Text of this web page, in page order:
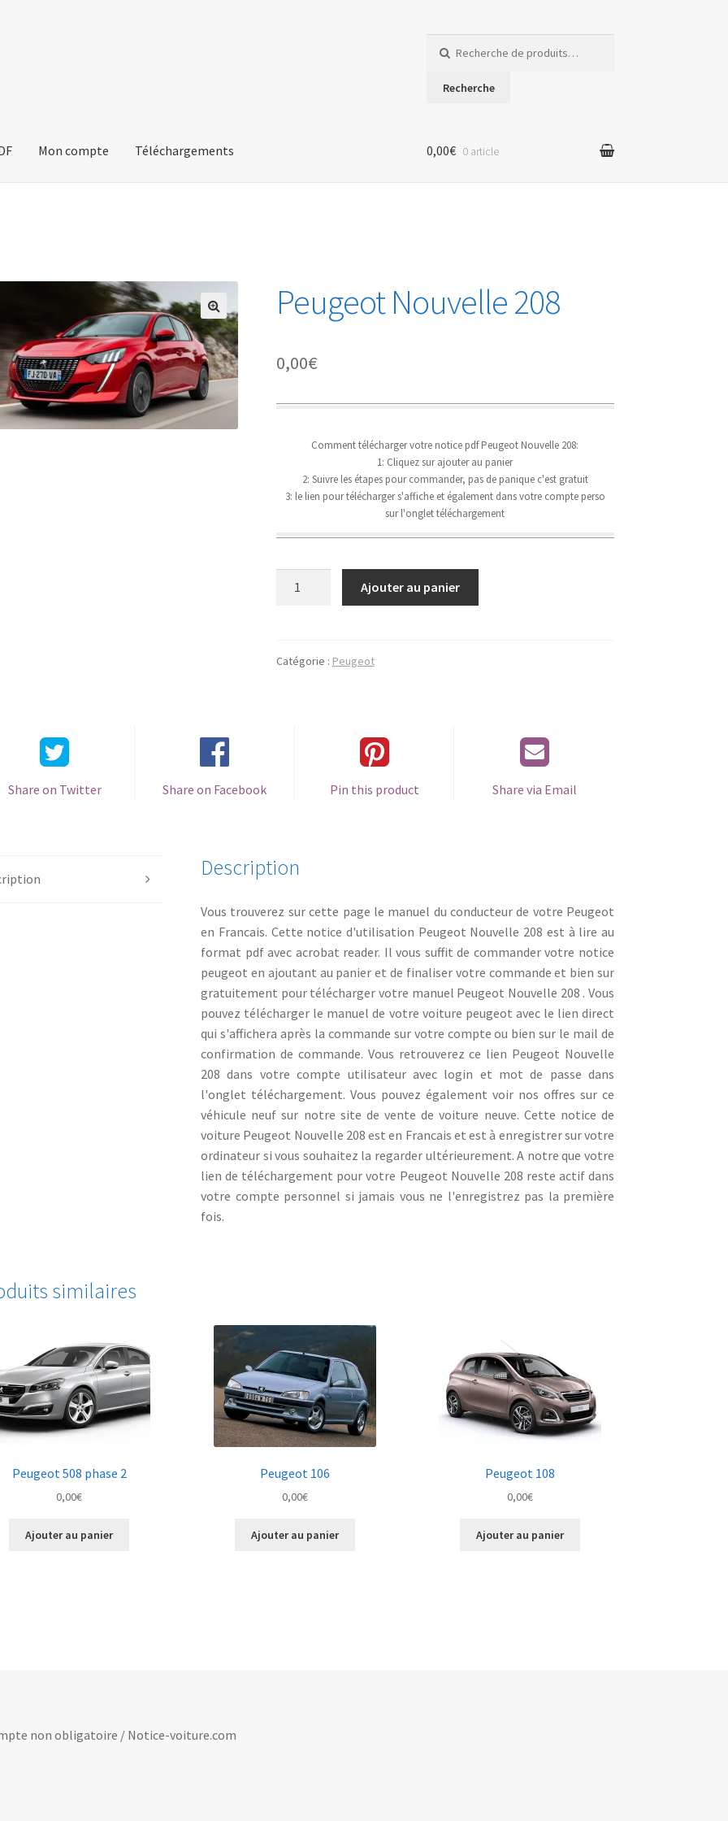
pour :
Recherche
Mon compte Téléchargements 0,00€ 0 article
🔍
Peugeot Nouvelle 208
0,00€
Comment télécharger votre notice pdf Peugeot Nouvelle 208:
1: Cliquez sur ajouter au panier
2: Suivre les étapes pour commander, pas de panique c'est gratuit
3: le lien pour télécharger s'affiche et également dans votre compte perso
sur l'onglet téléchargement
208
Ajouter au panier
Catégorie : Peugeot
Share on Twitter Share on Facebook Pin this product Share via Email
Description
Vous trouverez sur cette page le manuel du conducteur de votre Peugeot
en Francais. Cette notice d'utilisation Peugeot Nouvelle 208 est à lire au
format pdf avec acrobat reader. Il vous suffit de commander votre notice
peugeot en ajoutant au panier et de finaliser votre commande et bien sur
gratuitement pour télécharger votre manuel Peugeot Nouvelle 208 . Vous
pouvez télécharger le manuel de votre voiture peugeot avec le lien direct
qui s'affichera après la commande sur votre compte ou bien sur le mail de
confirmation de commande. Vous retrouverez ce lien Peugeot Nouvelle
208 dans votre compte utilisateur avec login et mot de passe dans
l'onglet téléchargement. Vous pouvez également voir nos offres sur ce
véhicule neuf sur notre site de vente de voiture neuve. Cette notice de
voiture Peugeot Nouvelle 208 est en Francais et est à enregistrer sur votre
ordinateur si vous souhaitez la regarder ultérieurement. A notre que votre
lien de téléchargement pour votre Peugeot Nouvelle 208 reste actif dans
votre compte personnel si jamais vous ne l'enregistrez pas la première
fois.
similaires
Peugeot 508 phase 2
0,00€
Ajouter au panier
Peugeot 106
0,00€
Ajouter au panier
Peugeot 108
0,00€
Ajouter au panier
non obligatoire / Notice-voiture.com